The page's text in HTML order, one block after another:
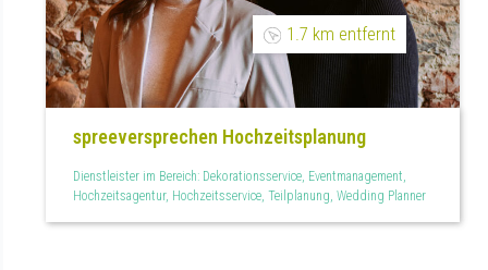
1.7 km entfernt
spreeversprechen Hochzeitsplanung
Dienstleister im Bereich: Dekorationsservice, Eventmanagement,
Hochzeitsagentur, Hochzeitsservice, Teilplanung, Wedding Planner